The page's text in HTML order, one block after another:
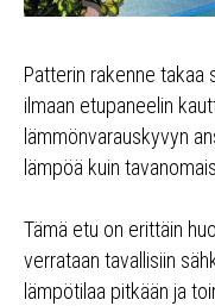
Patterin rakenne takaa
ilmaan etupaneelin
lämmönvarauskyvyn
lämpöä kuin
Tämä etu on erittäin
verrataan tavallisiin
lämpötilaa pitkään ja